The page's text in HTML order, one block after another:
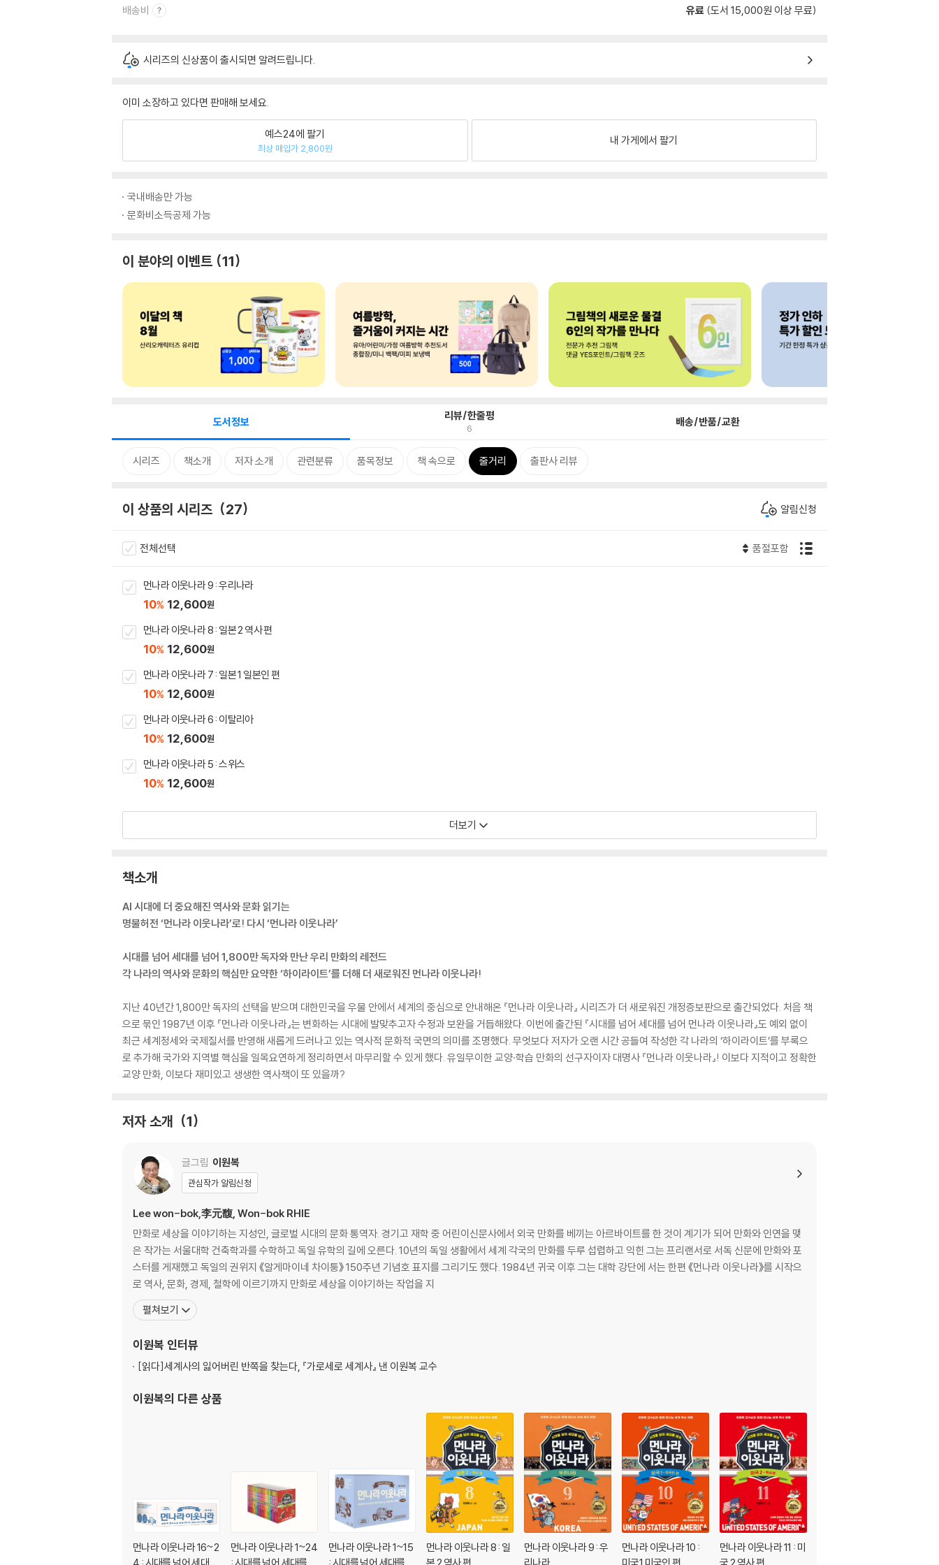
배송비 유료 (도서 15,000원 이상 무료)
시리즈의 신상품이 출시되면 알려드립니다.
이미 소장하고 있다면 판매해 보세요.
예스24에 팔기
최상 매입가 2,800원
내 가게에서 팔기
국내배송만 가능
문화비소득공제 가능
이 분야의 이벤트 11
도서정보 리뷰/한줄평
6 배송/반품/교환
시리즈 책소개 저자 소개 관련분류 품목정보 책 속으로 줄거리 출판사 리뷰
이 상품의 시리즈 27 알림신청
전체선택 품절포함
먼나라 이웃나라 9 : 우리나라
10% 12,600원
먼나라 이웃나라 8 : 일본 2 역사 편
10% 12,600원
먼나라 이웃나라 7 : 일본 1 일본인 편
10% 12,600원
먼나라 이웃나라 6 : 이탈리아
10% 12,600원
먼나라 이웃나라 5 : 스위스
10% 12,600원
더보기
책소개
AI 시대에 더 중요해진 역사와 문화 읽기는
명불허전 ‘먼나라 이웃나라’로! 다시 ‘먼나라 이웃나라’
시대를 넘어 세대를 넘어 1,800만 독자와 만난 우리 만화의 레전드
각 나라의 역사와 문화의 핵심만 요약한 ‘하이라이트’를 더해 더 새로워진 먼나라 이웃나라!
지난 40년간 1,800만 독자의 선택을 받으며 대한민국을 우물 안에서 세계의 중심으로 안내해온 『먼나라 이웃나라』 시리즈가 더 새로워진 개정증보판으로 출간되었다. 처음 책
으로 묶인 1987년 이후 『먼나라 이웃나라』는 변화하는 시대에 발맞추고자 수정과 보완을 거듭해왔다. 이번에 출간된 『시대를 넘어 세대를 넘어 먼나라 이웃나라』도 예외 없이
최근 세계정세와 국제질서를 반영해 새롭게 드러나고 있는 역사적 문화적 국면의 의미를 조명했다. 무엇보다 저자가 오랜 시간 공들여 작성한 각 나라의 ‘하이라이트’를 부록으
로 추가해 국가와 지역별 핵심을 일목요연하게 정리하면서 마무리할 수 있게 했다. 유일무이한 교양·학습 만화의 선구자이자 대명사 『먼나라 이웃나라』! 이보다 지적이고 정확한
교양 만화, 이보다 재미있고 생생한 역사책이 또 있을까?
저자 소개 1
글그림 이원복
관심작가 알림신청
Lee won-bok,李元馥, Won-bok RHIE
만화로 세상을 이야기하는 지성인, 글로벌 시대의 문화 통역자. 경기고 재학 중 어린이신문사에서 외국 만화를 베끼는 아르바이트를 한 것이 계기가 되어 만화와 인연을 맺
은 작가는 서울대학 건축학과를 수학하고 독일 유학의 길에 오른다. 10년의 독일 생활에서 세계 각국의 만화를 두루 섭렵하고 익힌 그는 프리랜서로 서독 신문에 만화와 포
스터를 게재했고 독일의 권위지 《알게마이네 차이퉁》 150주년 기념호 표지를 그리기도 했다. 1984년 귀국 이후 그는 대학 강단에 서는 한편 《먼나라 이웃나라》를 시작으
로 역사, 문화, 경제, 철학에 이르기까지 만화로 세상을 이야기하는 작업을 지
펼쳐보기
이원복 인터뷰
[읽다]세계사의 잃어버린 반쪽을 찾는다, 『가로세로 세계사』 낸 이원복 교수
이원복의 다른 상품
먼나라 이웃나라 16~2
먼나라 이웃나라 1~24
먼나라 이웃나라 1~15
먼나라 이웃나라 8 : 일
먼나라 이웃나라 9 : 우
먼나라 이웃나라 10 :
먼나라 이웃나라 11 : 미